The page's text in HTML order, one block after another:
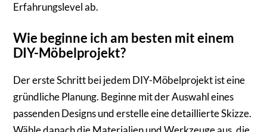
Erfahrungslevel ab.
Wie beginne ich am besten mit einem
DIY-Möbelprojekt?
Der erste Schritt bei jedem DIY-Möbelprojekt ist eine
gründliche Planung. Beginne mit der Auswahl eines
passenden Designs und erstelle eine detaillierte Skizze.